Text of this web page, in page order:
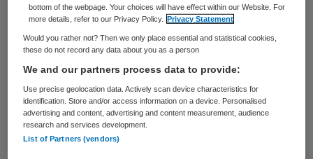
Volgens hetBundesverfassungsgericht
mogen artsen zelf beoordelen of ze voor
een ingreep over de benodigde
vaardigheden beschikken, meldt
Artsennet.nl.
Tien procent
bottom of the webpage. Your choices will have effect within our Website. For
more details, refer to our Privacy Policy.
Privacy Statement
Would you rather not? Then we only place essential and statistical cookies,
these do not record any data about you as a person
We and our partners process data to provide:
Use precise geolocation data. Actively scan device characteristics for
identification. Store and/or access information on a device. Personalised
advertising and content, advertising and content measurement, audience
research and services development.
List of Partners (vendors)